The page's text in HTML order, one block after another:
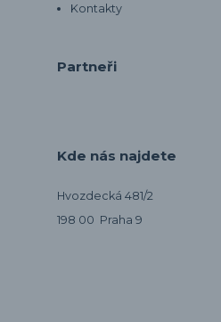
Kontakty
Partneři
Kde nás najdete
Hvozdecká 481/2
198 00 Praha 9